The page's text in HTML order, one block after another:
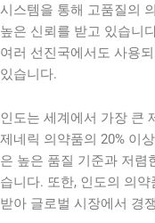
시스템을 통해 고품질의
높은 신뢰를 받고 있습니
여러 선진국에서도 사용
있습니다.
인도는 세계에서 가장 큰
제네릭 의약품의 20% 이
은 높은 품질 기준과 저렴
습니다. 또한, 인도의 의
받아 글로벌 시장에서 경